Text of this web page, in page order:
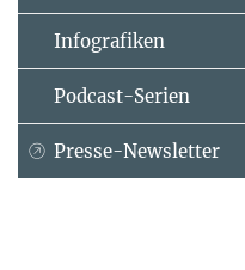
Infografiken
Podcast-Serien
Presse-Newsletter